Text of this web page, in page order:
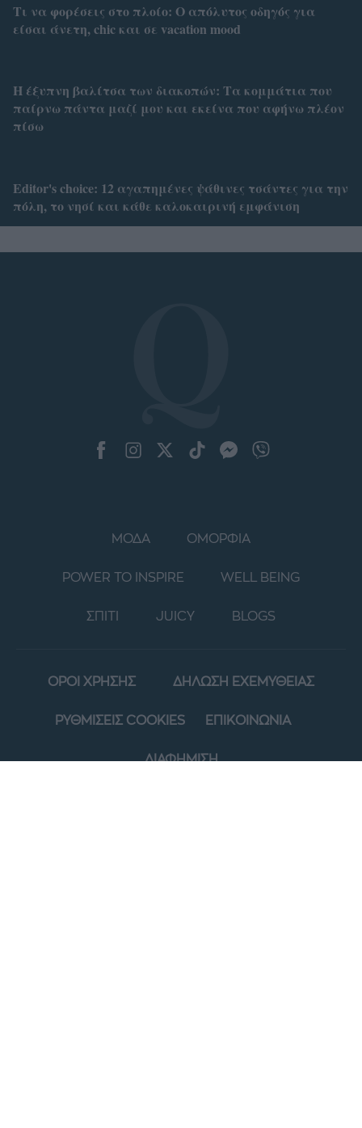
Τι να φορέσεις στο πλοίο: Ο απόλυτος οδηγός για
είσαι άνετη, chic και σε vacation mood
Η έξυπνη βαλίτσα των διακοπών: Τα κομμάτια που
παίρνω πάντα μαζί μου και εκείνα που αφήνω πλέον
πίσω
Editor's choice: 12 αγαπημένες ψάθινες τσάντες για την
πόλη, το νησί και κάθε καλοκαιρινή εμφάνιση
ΜΟΔΑ ΟΜΟΡΦΙΑ
POWER TO INSPIRE WELL BEING
ΣΠΙΤΙ JUICY BLOGS
ΟΡΟΙ ΧΡΗΣΗΣ ΔΗΛΩΣΗ ΕΧΕΜΥΘΕΙΑΣ
ΡΥΘΜΙΣΕΙΣ COOKIES ΕΠΙΚΟΙΝΩΝΙΑ
ΔΙΑΦΗΜΙΣΗ